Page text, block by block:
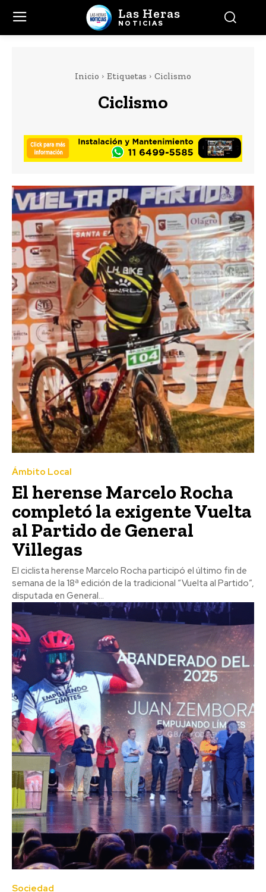
Las Heras
NOTICIAS
Inicio Etiquetas Ciclismo
Ciclismo
Ámbito Local
El herense Marcelo Rocha
completó la exigente Vuelta
al Partido de General
Villegas
El ciclista herense Marcelo Rocha participó el último fin de
semana de la 18ª edición de la tradicional “Vuelta al Partido”,
disputada en General...
Sociedad